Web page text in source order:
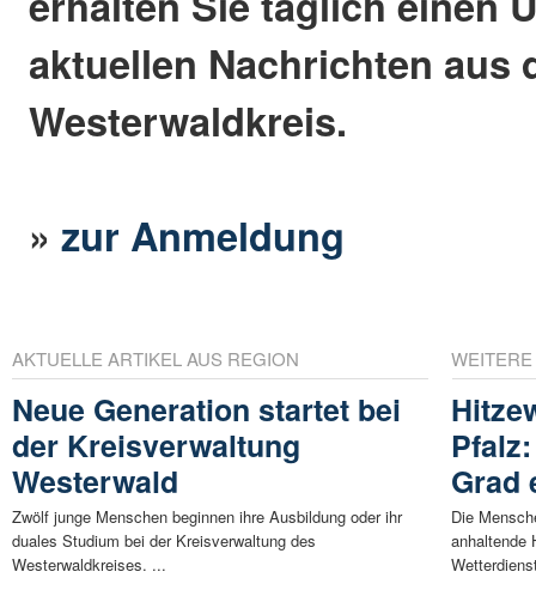
aktuellen Nachrichten aus
Westerwaldkreis.
»zur Anmeldung
AKTUELLE ARTIKEL AUS REGION
Neue Generation startet bei
der Kreisverwaltung
Westerwald
Zwölf junge Menschen beginnen ihre Ausbildung oder ihr
duales Studium bei der Kreisverwaltung des
Westerwaldkreises. ...
Grad
Die
anhaltende